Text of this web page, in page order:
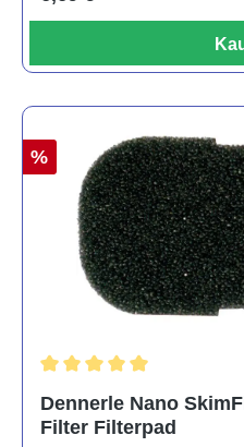
%
Dennerle Nano
Filter Filterpad